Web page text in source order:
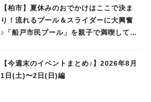
【柏市】夏休みのおでかけはここで決ま
り！流れるプール＆スライダーに大興奮
♪「船戸市民プール」を親子で満喫してき
【今週末のイベントまとめ♪】2026年8月
1日(土)〜2日(日)編